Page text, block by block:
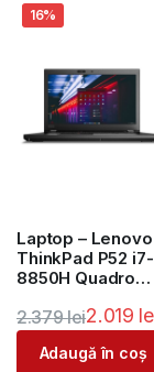
16%
Laptop – Lenovo
ThinkPad P52 i7-
8850H Quadro
2.379lei
Prețul
2.019
Prețul
Adaugă în coș